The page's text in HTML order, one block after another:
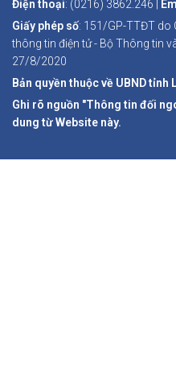
Điện thoại: (0216) 3862.246 |
Giấy phép số: 151/GP-TTĐT do
thông tin điện tử - Bộ Thông tin
27/8/2020
Bản quyền thuộc về UBND tỉnh
Ghi rõ nguồn "Thông tin đối
dung từ Website này.